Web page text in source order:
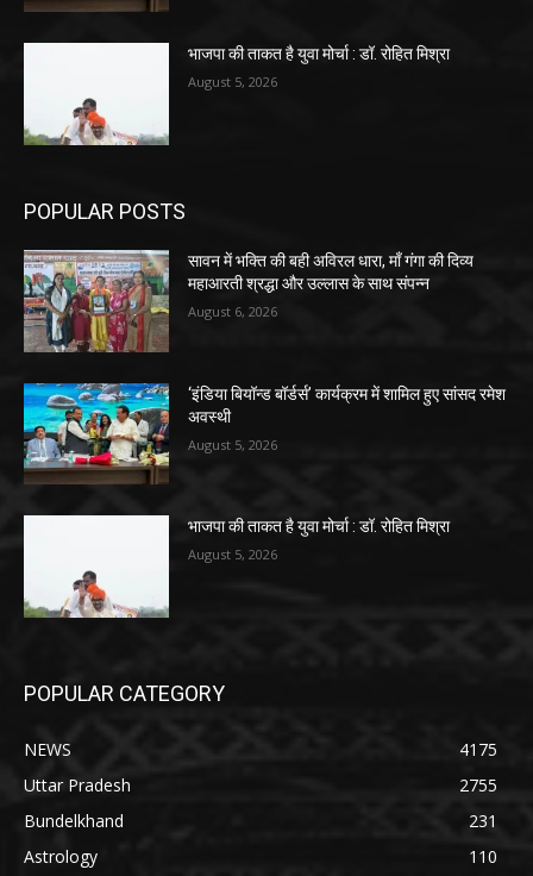
भाजपा की ताकत है युवा मोर्चा : डॉ. रोहित मिश्रा
August 5, 2026
POPULAR POSTS
सावन में भक्ति की बही अविरल धारा, माँ गंगा की दिव्य
महाआरती श्रद्धा और उल्लास के साथ संपन्न
August 6, 2026
‘इंडिया बियॉन्ड बॉर्डर्स’ कार्यक्रम में शामिल हुए सांसद रमेश
अवस्थी
August 5, 2026
भाजपा की ताकत है युवा मोर्चा : डॉ. रोहित मिश्रा
August 5, 2026
POPULAR CATEGORY
NEWS
4175
Uttar Pradesh
2755
Bundelkhand
231
Astrology
110